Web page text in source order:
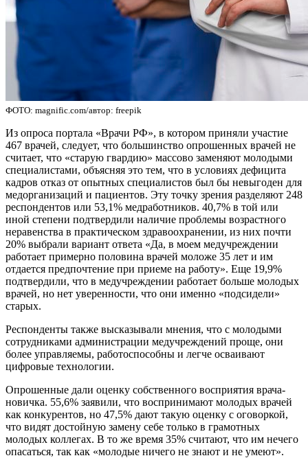
ФОТО: magnific.com/автор: freepik
Из опроса портала «Врачи РФ», в котором приняли участие
467 врачей, следует, что большинство опрошенных врачей не
считает, что «старую гвардию» массово заменяют молодыми
специалистами, объясняя это тем, что в условиях дефицита
кадров отказ от опытных специалистов был бы невыгоден для
медорганизаций и пациентов. Эту точку зрения разделяют 248
респондентов или 53,1% медработников. 40,7% в той или
иной степени подтвердили наличие проблемы возрастного
неравенства в практическом здравоохранении, из них почти
20% выбрали вариант ответа «Да, в моем медучреждении
работает примерно половина врачей моложе 35 лет и им
отдается предпочтение при приеме на работу». Еще 19,9%
подтвердили, что в медучреждении работает больше молодых
врачей, но нет уверенности, что они именно «подсидели»
старых.
Респонденты также высказывали мнения, что с молодыми
сотрудниками администрации медучреждений проще, они
более управляемы, работоспособны и легче осваивают
цифровые технологии.
Опрошенные дали оценку собственного восприятия врача-
новичка. 55,6% заявили, что воспринимают молодых врачей
как конкурентов, но 47,5% дают такую оценку с оговоркой,
что видят достойную замену себе только в грамотных
молодых коллегах. В то же время 35% считают, что им нечего
опасаться, так как «молодые ничего не знают и не умеют».